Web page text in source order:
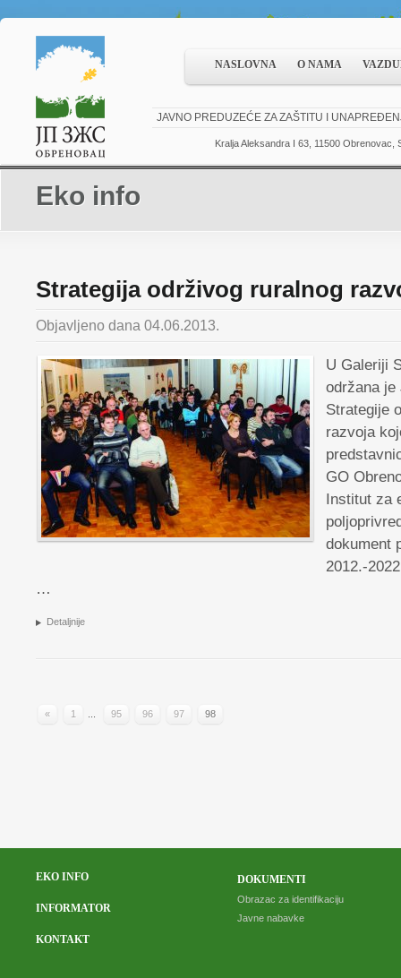
JAVNO PREDUZEĆE ZA ZAŠTITU I
Kralja Aleksandra I 63, 11500 Obrenovac,
NASLOVNA O NAMA
Eko info
Strategija održivog ruralnog
Objavljeno dana 04.06.2013.
U Galeriji
održana je
Strategije
razvoja
GO
Institut za
dokument
2012.-
…
Detaljnije
« 1 95 96 97 98
EKO INFO
INFORMATOR
KONTAKT
DOKUMENTI
Obrazac za identifikaciju
Javne nabavke